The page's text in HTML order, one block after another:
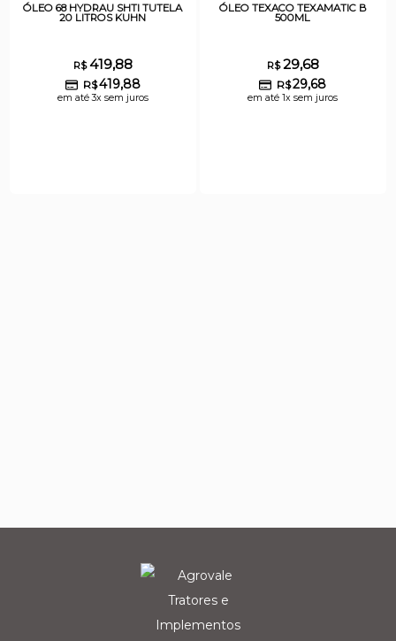
ÓLEO 68 HYDRAU SHTI TUTELA
20 LITROS KUHN
R$419,88
R$419,88
em até 3x sem juros
ÓLEO TEXACO TEXAMATIC B
500ML
R$29,68
R$29,68
em até 1x sem juros